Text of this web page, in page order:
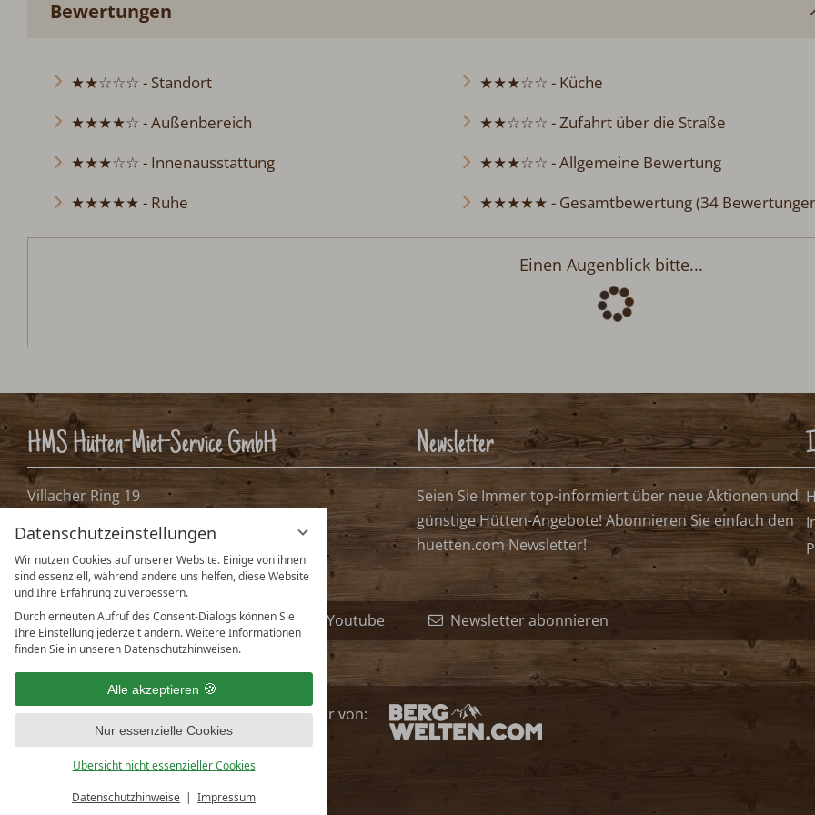
Datenschutzeinstellungen
Wir nutzen Cookies auf unserer Website. Einige von ihnen
sind essenziell, während andere uns helfen, diese Website
und Ihre Erfahrung zu verbessern.
Durch erneuten Aufruf des Consent-Dialogs können Sie
Ihre Einstellung jederzeit ändern. Weitere Informationen
finden Sie in unseren Datenschutzhinweisen.
Alle akzeptieren
Nur essenzielle Cookies
Übersicht nicht essenzieller Cookies
Datenschutzhinweise Impressum
Bewertungen
★★☆☆☆ - Standort
★★★★☆ - Außenbereich
★★★☆☆ - Innenausstattung
★★★★★ - Ruhe
★★★☆☆ - Küche
★★☆☆☆ - Zufahrt über die Straße
★★★☆☆ - Allgemeine Bewertung
★★★★★ - Gesamtbewertung (34
Anreise:keine Auswahl Abreise:keine Auswahl
Bitte Anreisetag wählen
Bitte wählen Sie Ihren Anreisetag.
frei, mögliches Anreisedatum
frei, kein Anreisedatum